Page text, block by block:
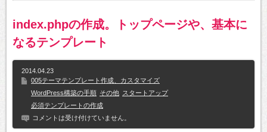
index.phpの作成。トップページや、基本に
なるテンプレート
2014.04.23
005テーマテンプレート作成、カスタマイズ
WordPress構築の手順 その他 スタートアップ
必須テンプレートの作成
コメントは受け付けていません。